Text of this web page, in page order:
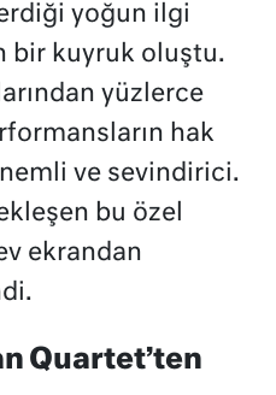
yoğun ilgi
bir kuyruk oluştu.
yüzlerce
hak
ve sevindirici.
bu özel
ekrandan
Quartet’ten